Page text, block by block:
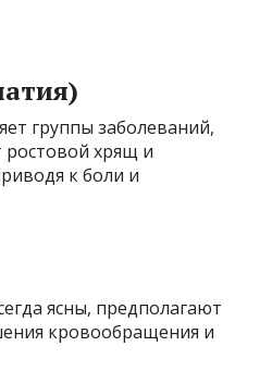
группы заболеваний,
ростовой хрящ и
к боли и
ясны, предполагают
кровообращения и